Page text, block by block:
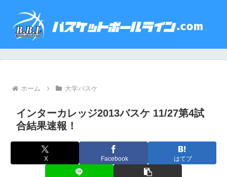
ホーム 大学バスケ
インターカレッジ2013バスケ 11/27第4試
合結果速報！
X Facebook はてブ